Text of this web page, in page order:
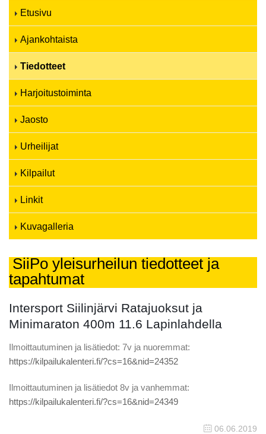
Etusivu
Ajankohtaista
Tiedotteet
Harjoitustoiminta
Jaosto
Urheilijat
Kilpailut
Linkit
Kuvagalleria
SiiPo yleisurheilun tiedotteet ja
tapahtumat
Intersport Siilinjärvi Ratajuoksut ja
Minimaraton 400m 11.6 Lapinlahdella
Ilmoittautuminen ja lisätiedot: 7v ja nuoremmat:
https://kilpailukalenteri.fi/?cs=16&nid=24352
Ilmoittautuminen ja lisätiedot 8v ja vanhemmat:
https://kilpailukalenteri.fi/?cs=16&nid=24349
06.06.2019